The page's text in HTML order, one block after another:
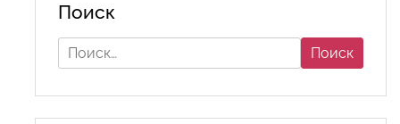
Поиск
Найти: